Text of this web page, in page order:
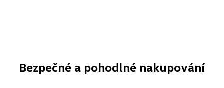
Bezpečné a pohodlné nakupování